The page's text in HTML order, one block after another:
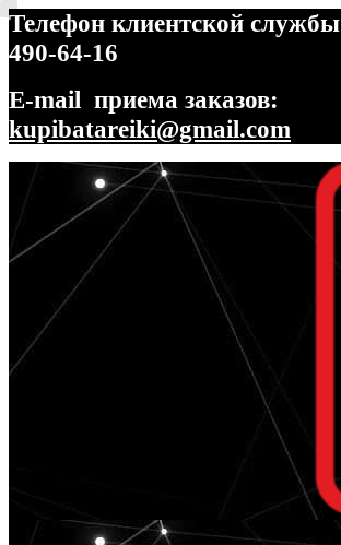
Телефон клиентской
490-64-16
E-mail приема заказов:
kupibatareiki@gmail.com
Перейти
навигации
Перейти
содержимому